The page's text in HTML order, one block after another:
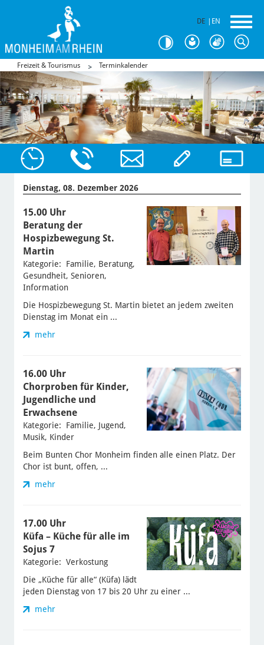
DE EN
Freizeit & Tourismus Terminkalender
Dienstag, 08. Dezember 2026
15.00 Uhr
Beratung der
Hospizbewegung St.
Martin
Kategorie: Familie, Beratung,
Gesundheit, Senioren,
Information
Die Hospizbewegung St. Martin bietet an jedem zweiten
Dienstag im Monat ein ...
mehr
16.00 Uhr
Chorproben für Kinder,
Jugendliche und
Erwachsene
Kategorie: Familie, Jugend,
Musik, Kinder
Beim Bunten Chor Monheim finden alle einen Platz. Der
Chor ist bunt, offen, ...
mehr
17.00 Uhr
Küfa – Küche für alle im
Sojus 7
Kategorie: Verkostung
Die „Küche für alle“ (Küfa) lädt
jeden Dienstag von 17 bis 20 Uhr zu einer ...
mehr